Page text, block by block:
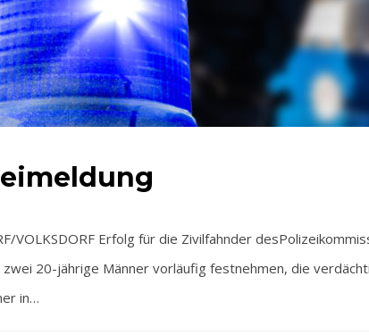
VOLKSDORF Erfolg für die Zivilfahnder
zwei 20-jährige Männer vorläufig festnehmen, die
in…